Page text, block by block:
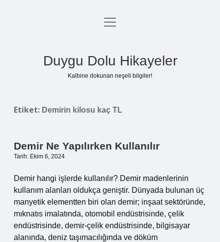
Anasayfa
menüyü
Duygu Dolu Hikayeler
Kalbine dokunan neşeli bilgiler!
Etiket: Demirin kilosu kaç TL
Demir Ne Yapılırken Kullanılır
Tarih: Ekim 6, 2024
Demir hangi işlerde kullanılır? Demir madenlerinin
kullanım alanları oldukça geniştir. Dünyada bulunan üç
manyetik elementten biri olan demir; inşaat sektöründe,
mıknatıs imalatında, otomobil endüstrisinde, çelik
endüstrisinde, demir-çelik endüstrisinde, bilgisayar
alanında, deniz taşımacılığında ve döküm